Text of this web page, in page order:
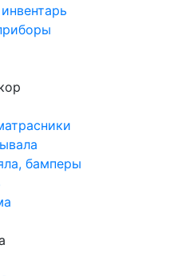
бамперы